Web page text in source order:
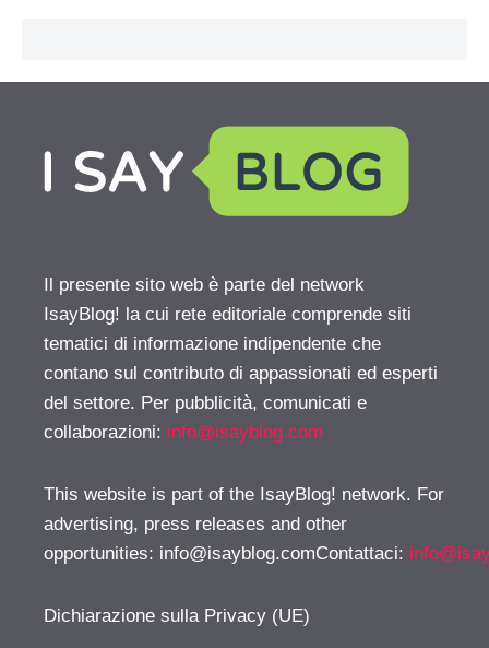
Il presente sito web è parte del network
IsayBlog! la cui rete editoriale comprende siti
tematici di informazione indipendente che
contano sul contributo di appassionati ed esperti
del settore. Per pubblicità, comunicati e
collaborazioni: info@isayblog.com
This website is part of the IsayBlog! network. For
advertising, press releases and other
opportunities: info@isayblog.comContattaci:
Dichiarazione sulla Privacy (UE)